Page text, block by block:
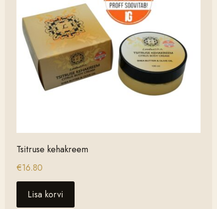
Tsitruse kehakreem
€16.80
Lisa korvi